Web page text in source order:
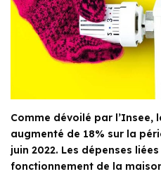
Comme dévoilé par l’Insee,
augmenté de 18% sur la
juin 2022. Les dépenses
fonctionnement de la